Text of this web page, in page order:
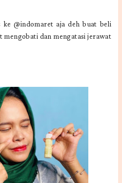
ke @indomaret aja deh buat beli
mengobati dan mengatasi jerawat